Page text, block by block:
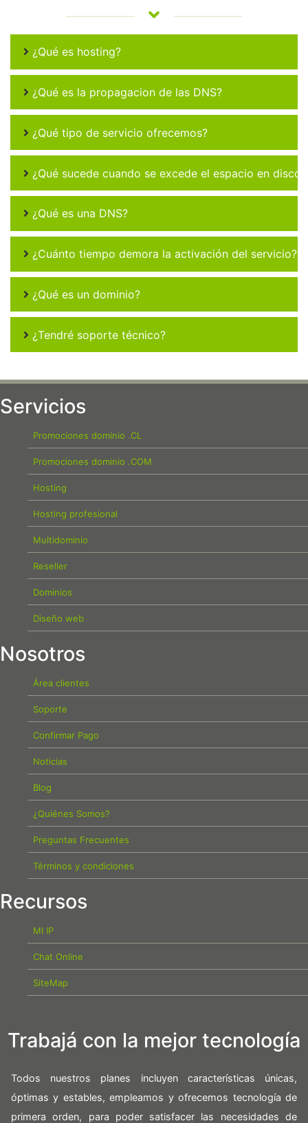
¿Qué es hosting?
¿Qué es la propagacion de las DNS?
¿Qué tipo de servicio ofrecemos?
¿Qué sucede cuando se excede el espacio en disco
¿Qué es una DNS?
¿Cuánto tiempo demora la activación del servicio?
¿Qué es un dominio?
¿Tendré soporte técnico?
Servicios
Promociones dominio .CL
Promociones dominio .COM
Hosting
Hosting profesional
Multidominio
Reseller
Dominios
Diseño web
Nosotros
Área clientes
Soporte
Confirmar Pago
Noticias
Blog
¿Quiénes Somos?
Preguntas Frecuentes
Términos y condiciones
Recursos
MI IP
Chat Online
SiteMap
Trabajá con la mejor tecnología
Todos nuestros planes incluyen características únicas,
óptimas y estables, empleamos y ofrecemos tecnología de
primera orden, para poder satisfacer las necesidades de